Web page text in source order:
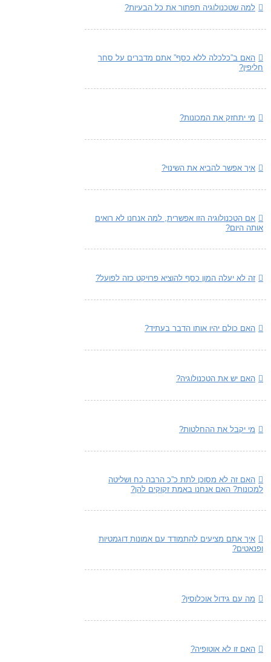
למה שטכנולוגיה תפתור את כל הבעיות?
האם ב”כלכלה ללא כסף” אתם מדברים על סחר
חליפין?
מי יתחזק את המכונות?
איך אפשר להביא את השינוי?
אם הטכנולוגיה הזו אפשרית, למה אנחנו לא רואים
אותה היום?
זה לא יעלה המון כסף להוציא פרויקט כזה לפועל?
האם כולם יהיו אותו הדבר בעתיד?
האם יש את הטכנולוגיה?
מי יקבל את ההחלטות?
האם זה לא מסוכן לתת כ”כ הרבה כח ושליטה
למכונות? האם אנחנו באמת זקוקים להן?
איך אתם מציעים להתמודד עם אמונות דוגמטיות
ופנאטים?
מה עם גידול אוכלוסין?
האם זו לא אוטופיה?